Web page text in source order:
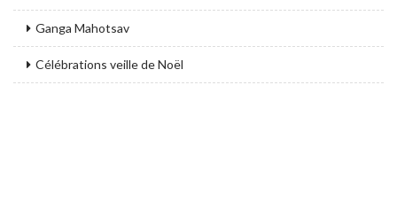
Ganga Mahotsav
Célébrations veille de Noël